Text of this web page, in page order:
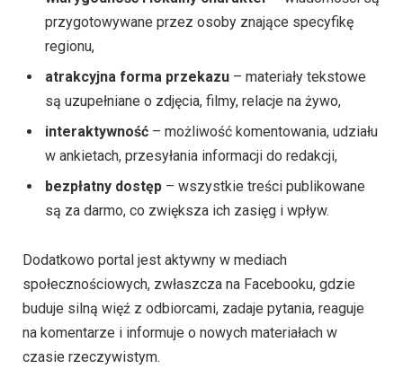
przygotowywane przez osoby znające specyfikę
regionu,
atrakcyjna forma przekazu – materiały tekstowe
są uzupełniane o zdjęcia, filmy, relacje na żywo,
interaktywność – możliwość komentowania, udziału
w ankietach, przesyłania informacji do redakcji,
bezpłatny dostęp – wszystkie treści publikowane
są za darmo, co zwiększa ich zasięg i wpływ.
Dodatkowo portal jest aktywny w mediach
społecznościowych, zwłaszcza na Facebooku, gdzie
buduje silną więź z odbiorcami, zadaje pytania, reaguje
na komentarze i informuje o nowych materiałach w
czasie rzeczywistym.